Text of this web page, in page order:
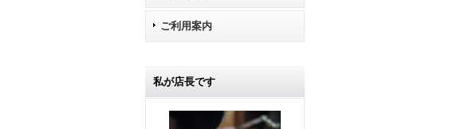
ご利用案内
私が店長です